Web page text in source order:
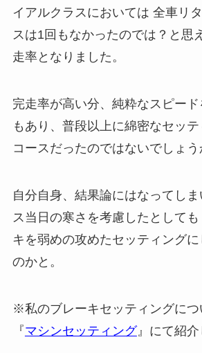
イアルクラスにおいては 全車リ
スは1回もなかったのでは？と思
走率となりました。
完走率が高い分、純粋なスピー
もあり、普段以上に綿密なセッ
コースだったのではないでしょう
自分自身、結果論にはなってし
ス当日の寒さを考慮したとして
キを弱めの攻めたセッティング
のかと。
※私のブレーキセッティングにつ
『マシンセッティング』にて紹介